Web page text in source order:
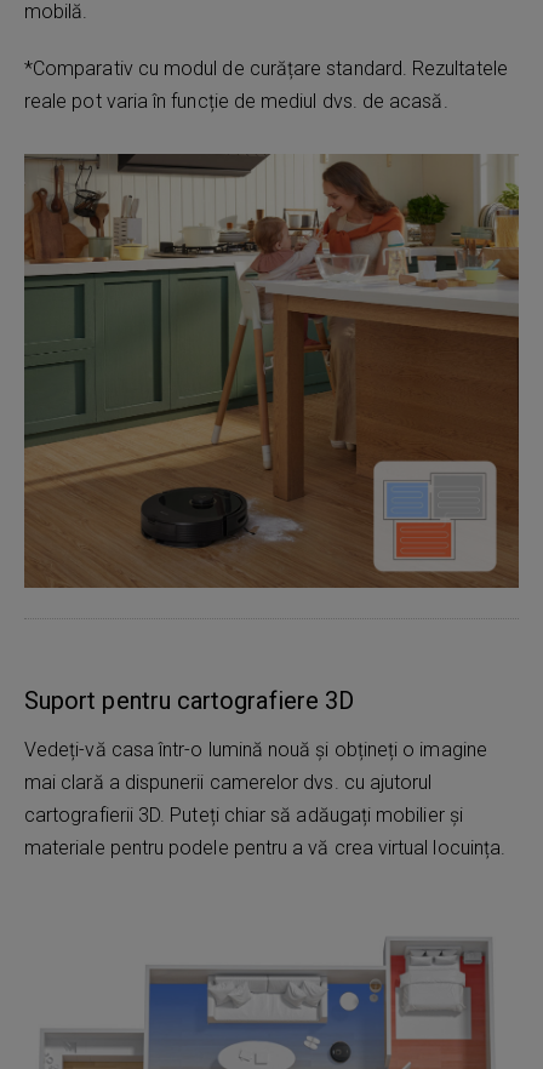
mobilă.
*Comparativ cu modul de curățare standard. Rezultatele
reale pot varia în funcție de mediul dvs. de acasă.
Suport pentru cartografiere 3D
Vedeți-vă casa într-o lumină nouă și obțineți o imagine
mai clară a dispunerii camerelor dvs. cu ajutorul
cartografierii 3D. Puteți chiar să adăugați mobilier și
materiale pentru podele pentru a vă crea virtual locuința.